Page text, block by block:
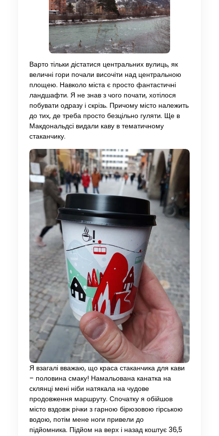
Варто тільки дістатися центральних вулиць, як
величні гори почали височіти над центральною
площею. Навколо міста є просто фантастичні
ландшафти. Я не знав з чого почати, хотілося
побувати одразу і скрізь. Причому місто належить
до тих, де треба просто безцільно гуляти. Ще в
Макдональдсі видали каву в тематичному
стаканчику.
Я взагалі вважаю, що краса стаканчика для кави
– половина смаку! Намальована канатка на
склянці мені ніби натякала на чудове
продовження маршруту. Спочатку я обійшов
місто вздовж річки з гарною бірюзовою гірською
водою, потім мене ноги привели до
підйомника. Підйом на верх і назад коштує 36,5